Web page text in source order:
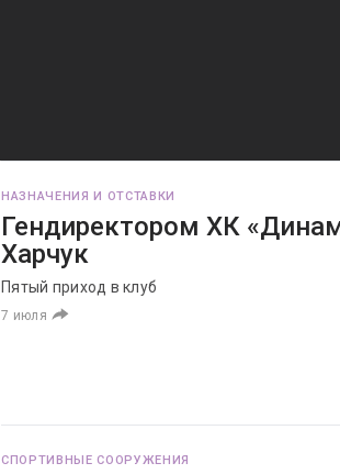
НАЗНАЧЕНИЯ И ОТСТАВКИ
Гендиректором ХК
Харчук
Пятый приход в клуб
7 июля
СПОРТИВНЫЕ СООРУЖЕНИЯ